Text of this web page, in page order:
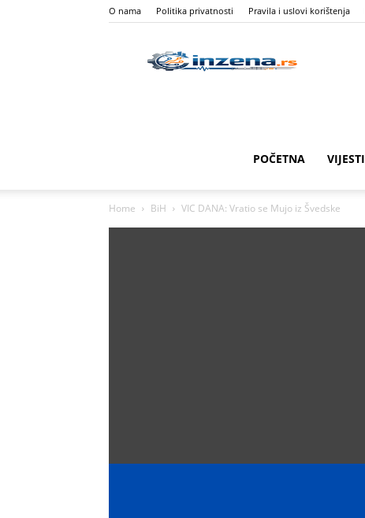
O nama Politika privatnosti Pravila i uslovi korištenja
POČETNA VIJESTI
Home BiH VIC DANA: Vratio se Mujo iz Švedske